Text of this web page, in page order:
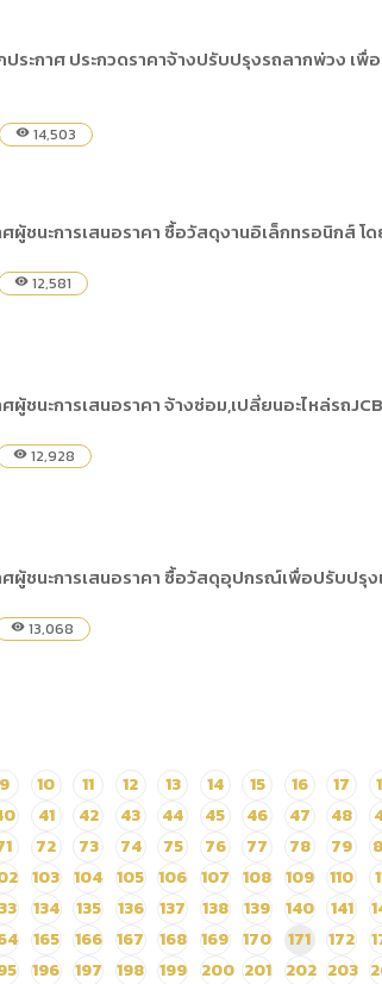
ประกาศ ประกวดราคาจ้างปรับปรุงรถลากพ่วง เ
visibility 14,503
ผู้ชนะการเสนอราคา ซื้อวัสดุงานอิเล็กทรอนิกส์ โด
visibility 12,581
ผู้ชนะการเสนอราคา จ้างซ่อม,เปลี่ยนอะไหล่รถ
visibility 12,928
ผู้ชนะการเสนอราคา ซื้อวัสดุอุปกรณ์เพื่อปรับปรุง
visibility 13,068
9 10 11 12 13 14 15 16 17
41 42 43 44 45 46 47 48
72 73 74 75 76 77 78 79
103 104 105 106 107 108 109 110
134 135 136 137 138 139 140 141
165 166 167 168 169 170 171 172
196 197 198 199 200 201 202 203